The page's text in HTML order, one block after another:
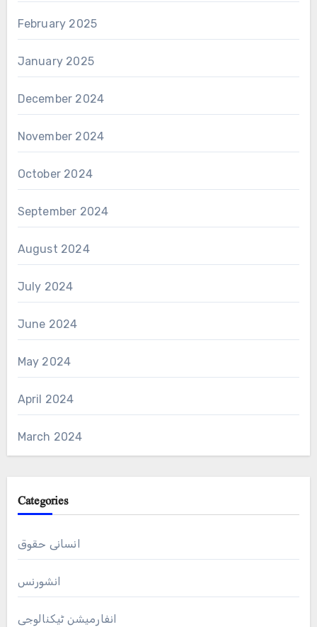
February 2025
January 2025
December 2024
November 2024
October 2024
September 2024
August 2024
July 2024
June 2024
May 2024
April 2024
March 2024
Categories
انسانی حقوق
انشورنس
انفارمیشن ٹیکنالوجی